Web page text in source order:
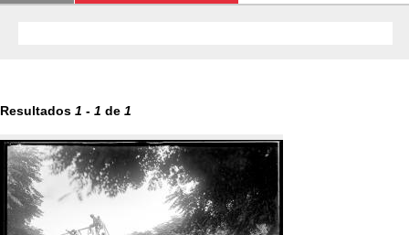
Resultados 1 - 1 de 1